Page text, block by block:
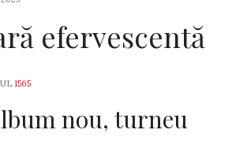
efervescentă
1565
nou, turneu